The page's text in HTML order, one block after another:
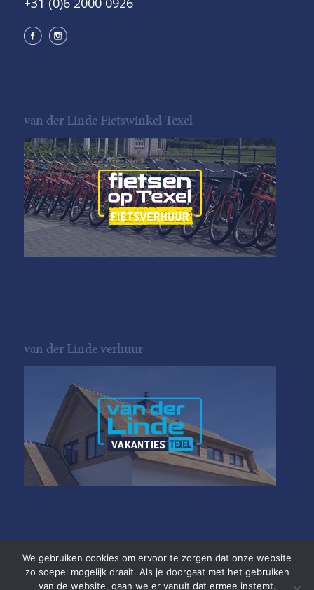
van der Linde Fietswinkel Texel
van der Linde verhuur
We gebruiken cookies om ervoor te zorgen dat onze website
zo soepel mogelijk draait. Als je doorgaat met het gebruiken
van de website, gaan we er vanuit dat ermee instemt.